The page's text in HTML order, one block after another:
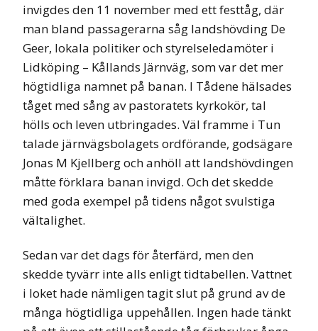
invigdes den 11 november med ett festtåg, där
man bland passagerarna såg landshövding De
Geer, lokala politiker och styrelseledamöter i
Lidköping – Kållands Järnväg, som var det mer
högtidliga namnet på banan. I Tådene hälsades
tåget med sång av pastoratets kyrkokör, tal
hölls och leven utbringades. Väl framme i Tun
talade järnvägsbolagets ordförande, godsägare
Jonas M Kjellberg och anhöll att landshövdingen
måtte förklara banan invigd. Och det skedde
med goda exempel på tidens något svulstiga
vältalighet.
Sedan var det dags för återfärd, men den
skedde tyvärr inte alls enligt tidtabellen. Vattnet
i loket hade nämligen tagit slut på grund av de
många högtidliga uppehållen. Ingen hade tänkt